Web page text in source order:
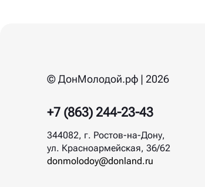
© ДонМолодой.рф | 2026
+7 (863) 244-23-43
344082, г. Ростов-на-Дону,
ул. Красноармейская, 36/62
donmolodoy@donland.ru